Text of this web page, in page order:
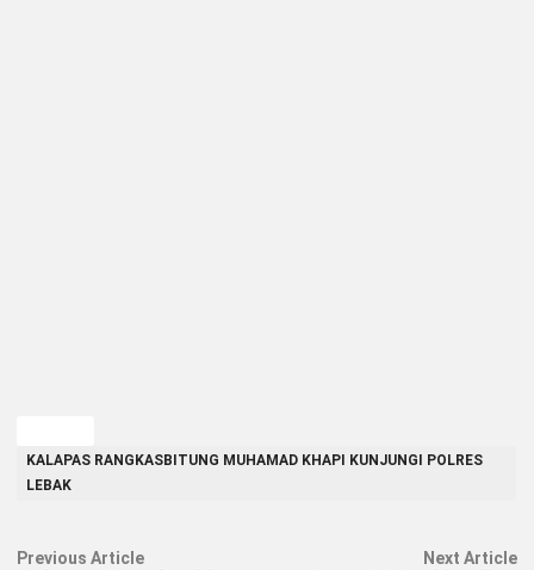
KALAPAS RANGKASBITUNG MUHAMAD KHAPI KUNJUNGI POLRES
LEBAK
Navigasi
Previous ArticlePrevious
Next Article